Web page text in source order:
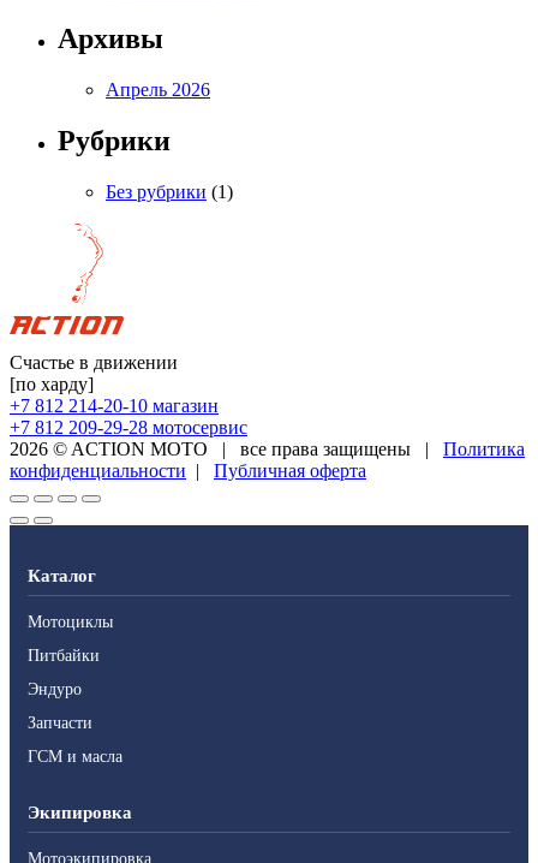
Архивы
Апрель 2026
Рубрики
Без рубрики (1)
Счастье в движении
[по харду]
+7 812 214-20-10 магазин
+7 812 209-29-28 мотосервис
2026 © ACTION MOTO | все права защищены |
Политика
конфиденциальности | Публичная оферта
Каталог
Мотоциклы
Питбайки
Эндуро
Запчасти
ГСМ и масла
Экипировка
Мотоэкипировка